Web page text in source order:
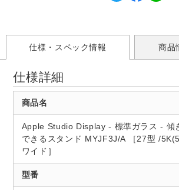
仕様・スペック情報 商品
仕様詳細
商品名
Apple Studio Display - 標準ガラス - 傾
できるスタンド MYJF3J/A ［27型 /
ワイド］
型番